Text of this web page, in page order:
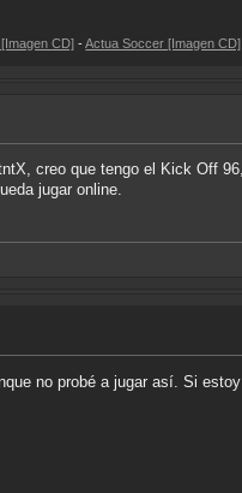
Actua Soccer [Imagen CD]-Batman
creo que tengo el Kick Off
jugar online.
no probé a jugar así. Si